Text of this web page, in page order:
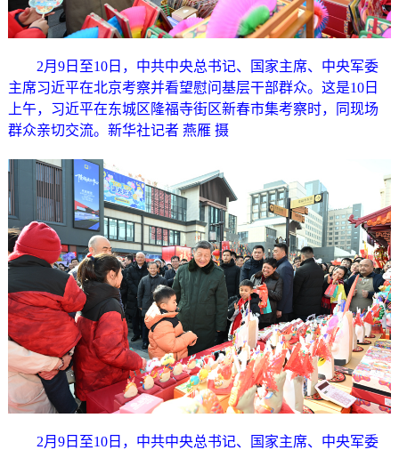
2月9日至10日，中共中央总书记、国家主席、中央军委
主席习近平在北京考察并看望慰问基层干部群众。这是10日
上午，习近平在东城区隆福寺街区新春市集考察时，同现场
群众亲切交流。新华社记者 燕雁 摄
2月9日至10日，中共中央总书记、国家主席、中央军委